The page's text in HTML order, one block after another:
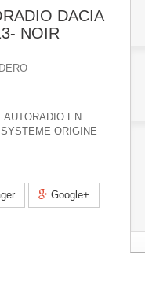
DACIA
NOIR
AUTORADIO EN
ORIGINE
Google+